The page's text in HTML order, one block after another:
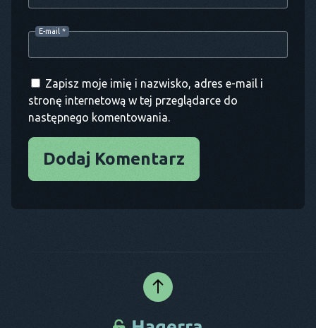
E-mail *
Zapisz moje imię i nazwisko, adres e-mail i
stronę internetową w tej przeglądarce do
następnego komentowania.
Dodaj Komentarz